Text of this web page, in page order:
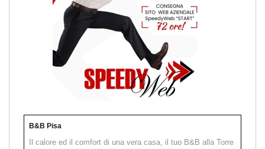
B&B Pisa
Il calore ed il comfort di una vera casa, il tuo B&B alla Torre